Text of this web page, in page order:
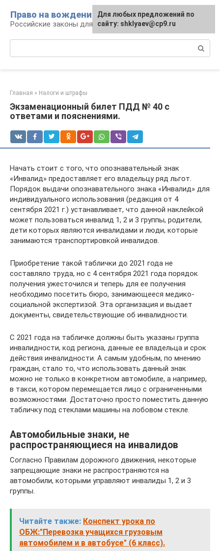
контенту
Право на вождение
Российские законы для автомобилистов
Главная » Налоги и штрафы
Экзаменационный билет ПДД № 40 с
ответами и пояснениями.
Начать стоит с того, что опознавательный знак
«Инвалид» предоставляет его владельцу ряд льгот.
Порядок выдачи опознавательного знака «Инвалид» для
индивидуального использования (редакция от 4
сентября 2021 г.) устанавливает, что данной наклейкой
может пользоваться инвалид 1, 2 и 3 группы, родители,
дети которых являются инвалидами и люди, которые
занимаются транспортировкой инвалидов.
Приобретение такой таблички до 2021 года не
составляло труда, но с 4 сентября 2021 года порядок
получения ужесточился и теперь для ее получения
необходимо посетить бюро, занимающееся медико-
социальной экспертизой. Эта организация и выдает
документы, свидетельствующие об инвалидности.
С 2021 года на табличке должны быть указаны группа
инвалидности, код региона, данные ее владельца и срок
действия инвалидности. А самым удобным, по мнению
граждан, стало то, что использовать данный знак
можно не только в конкретном автомобиле, а например,
в такси, котором перемещается лицо с ограниченными
возможностями. Достаточно просто поместить данную
табличку под стеклами машины на лобовом стекле.
Автомобильные знаки, не
распространяющиеся на инвалидов
Согласно Правилам дорожного движения, некоторые
запрещающие знаки не распространяются на
автомобили, которыми управляют инвалиды 1, 2 и 3
группы.
Читайте также: Конспект урока по
ОБЖ:"Перевозка учащихся грузовым
автомобилем и в автобусе" (6 класс).
Для любых предложений по
сайту: shklyaev@cp9.ru